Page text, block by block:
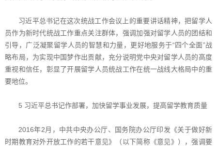
习近平总书记在这次统战工作会议上的重要讲话精神，把留学人
员作为新时代统战工作重点关注群体，强调加强对留学人员的团结和
引导，广泛凝聚留学人员的智慧和力量，更好地服务于“四个全面”战
略布局，为实现中国梦作出贡献，充分说明党中央对留学人员的高度
重视和信任，彰显了开展留学人员统战工作在统一战线大格局中的重
要地位。
5 习近平总书记作部署，加快留学事业发展，提高留学教育质量
2016年2月，中共中央办公厅、国务院办公厅印发《关于做好新
时期教育对外开放工作的若干意见》（以下简称《意见》），强调要